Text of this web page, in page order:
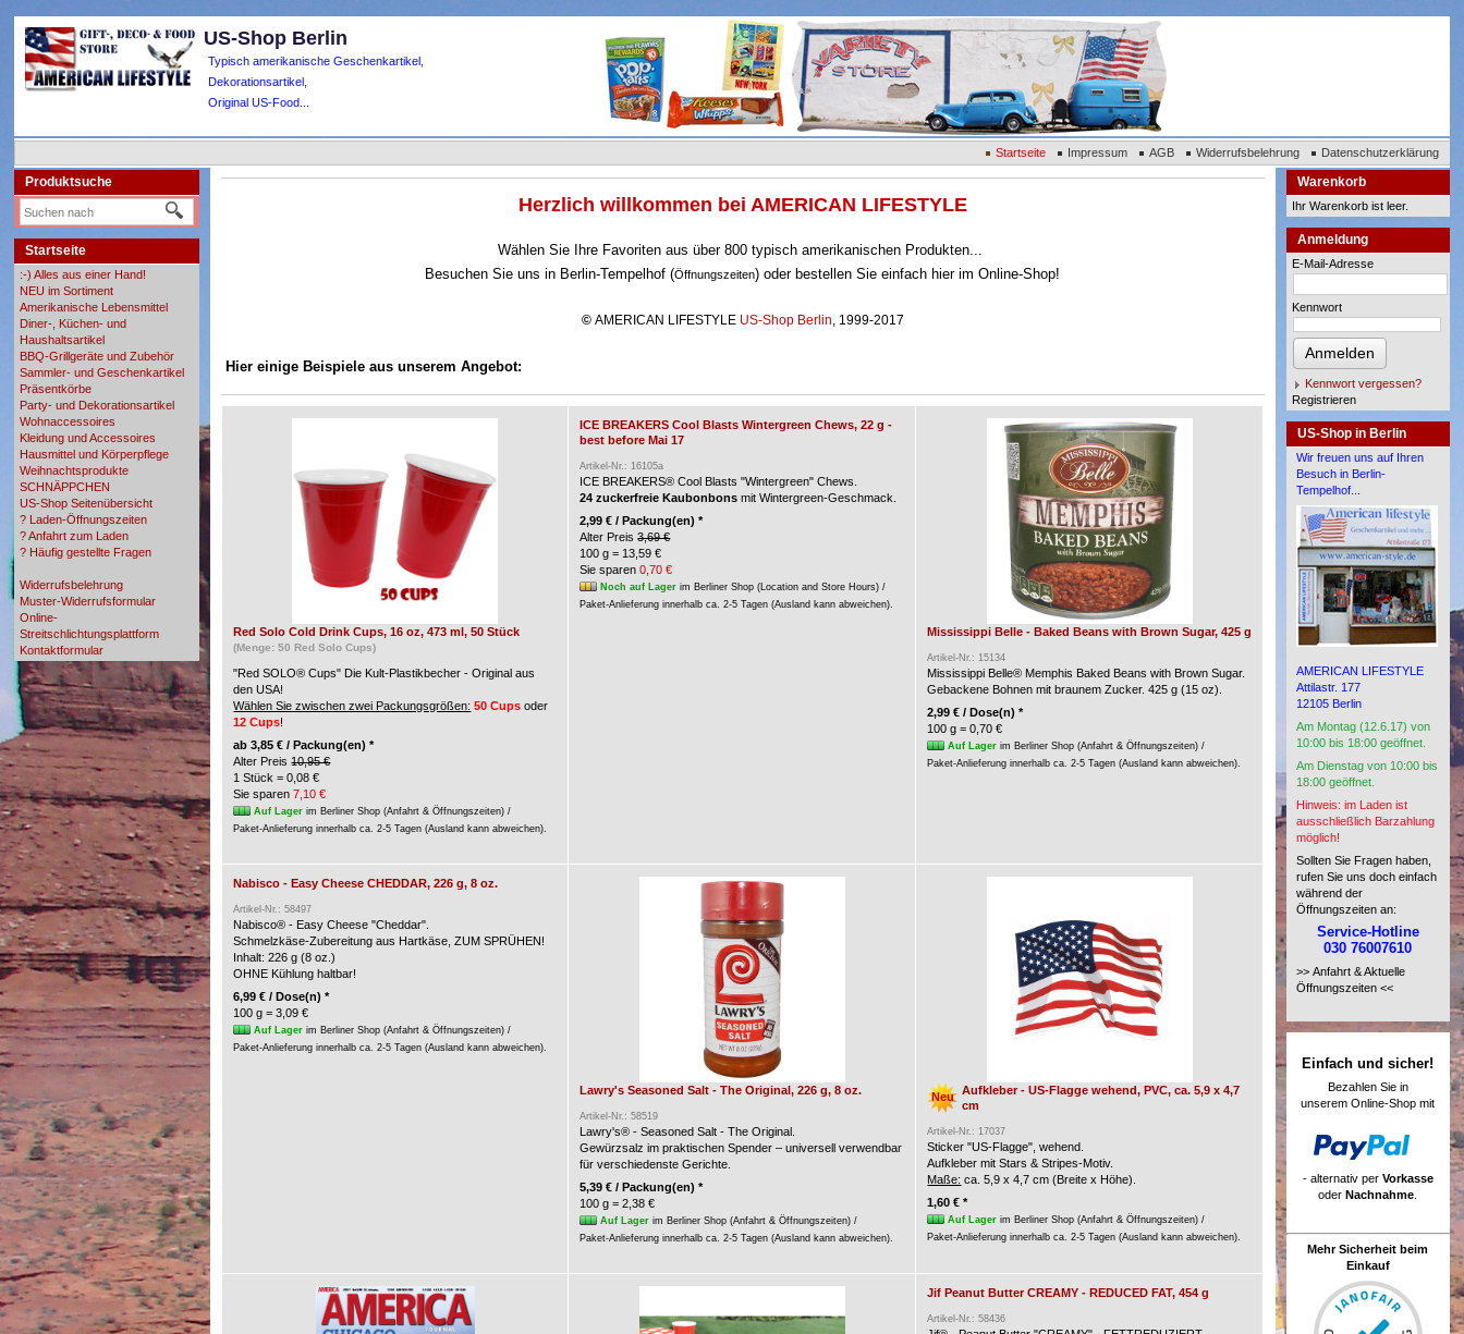
US-Shop Berlin
Typisch amerikanische Geschenkartikel,
Dekorationsartikel,
Original US-Food...
Startseite Impressum AGB Widerrufsbelehrung Datenschutzerklärung
Produktsuche
Startseite
:-) Alles aus einer Hand!
NEU im Sortiment
Amerikanische Lebensmittel
Diner-, Küchen- und
Haushaltsartikel
BBQ-Grillgeräte und Zubehör
Sammler- und Geschenkartikel
Präsentkörbe
Party- und Dekorationsartikel
Wohnaccessoires
Kleidung und Accessoires
Hausmittel und Körperpflege
Weihnachtsprodukte
SCHNÄPPCHEN
US-Shop Seitenübersicht
? Laden-Öffnungszeiten
? Anfahrt zum Laden
? Häufig gestellte Fragen
Widerrufsbelehrung
Muster-Widerrufsformular
Online-
Streitschlichtungsplattform
Kontaktformular
Warenkorb
Ihr Warenkorb ist leer.
Anmeldung
E-Mail-Adresse
Kennwort
Anmelden
Kennwort vergessen?
Registrieren
US-Shop in Berlin
Wir freuen uns auf Ihren
Besuch in Berlin-
Tempelhof...
AMERICAN LIFESTYLE
Attilastr. 177
12105 Berlin
Am Montag (12.6.17) von
10:00 bis 18:00 geöffnet.
Am Dienstag von 10:00 bis
18:00 geöffnet.
Hinweis: im Laden ist
ausschließlich Barzahlung
möglich!
Sollten Sie Fragen haben,
rufen Sie uns doch einfach
während der
Öffnungszeiten an:
Service-Hotline
030 76007610
>> Anfahrt & Aktuelle
Öffnungszeiten <<
Einfach und sicher!
Bezahlen Sie in
unserem Online-Shop mit
- alternativ per Vorkasse
oderNachnahme
Mehr Sicherheit beim
Einkauf
Herzlich willkommen bei AMERICAN LIFESTYLE
Wählen Sie Ihre Favoriten aus über 800 typisch amerikanischen Produkten...
Besuchen Sie uns in Berlin-Tempelhof (Öffnungszeiten) oder bestellen Sie einfach hier im Online-Shop!
© AMERICAN LIFESTYLE US-Shop Berlin, 1999-2017
Hier einige Beispiele aus unserem Angebot:
Red Solo Cold Drink Cups, 16 oz, 473 ml, 50 Stück
(Menge: 50 Red Solo Cups)
"Red SOLO® Cups" Die Kult-Plastikbecher - Original aus
den USA!
Wählen Sie zwischen zwei Packungsgrößen: 50 Cups oder
12 Cups!
ab 3,85 € / Packung(en) *
Alter Preis 10,95 €
1 Stück = 0,08 €
Sie sparen7,10 €
Auf Lager im Berliner Shop (Anfahrt & Öffnungszeiten) /
Paket-Anlieferung innerhalb ca. 2-5 Tagen (Ausland kann abweichen).
ICE BREAKERS Cool Blasts Wintergreen Chews, 22 g -
best before Mai 17
Artikel-Nr.: 16105a
ICE BREAKERS® Cool Blasts "Wintergreen" Chews.
24 zuckerfreie Kaubonbons mit Wintergreen-Geschmack.
2,99 € / Packung(en) *
Alter Preis 3,69 €
100 g = 13,59 €
Sie sparen0,70 €
Noch auf Lager im Berliner Shop (Location and Store Hours) /
Paket-Anlieferung innerhalb ca. 2-5 Tagen (Ausland kann abweichen).
Mississippi Belle - Baked Beans with Brown Sugar, 425 g
Artikel-Nr.: 15134
Mississippi Belle® Memphis Baked Beans with Brown Sugar.
Gebackene Bohnen mit braunem Zucker. 425 g (15 oz).
2,99 € / Dose(n) *
100 g = 0,70 €
Auf Lager im Berliner Shop (Anfahrt & Öffnungszeiten) /
Paket-Anlieferung innerhalb ca. 2-5 Tagen (Ausland kann abweichen).
Nabisco - Easy Cheese CHEDDAR, 226 g, 8 oz.
Artikel-Nr.: 58497
Nabisco® - Easy Cheese "Cheddar".
Schmelzkäse-Zubereitung aus Hartkäse, ZUM SPRÜHEN!
Inhalt: 226 g (8 oz.)
OHNE Kühlung haltbar!
6,99 € / Dose(n) *
100 g = 3,09 €
Auf Lager im Berliner Shop (Anfahrt & Öffnungszeiten) /
Paket-Anlieferung innerhalb ca. 2-5 Tagen (Ausland kann abweichen).
Lawry's Seasoned Salt - The Original, 226 g, 8 oz.
Artikel-Nr.: 58519
Lawry's® - Seasoned Salt - The Original.
Gewürzsalz im praktischen Spender – universell verwendbar
für verschiedenste Gerichte.
5,39 € / Packung(en) *
100 g = 2,38 €
Auf Lager im Berliner Shop (Anfahrt & Öffnungszeiten) /
Paket-Anlieferung innerhalb ca. 2-5 Tagen (Ausland kann abweichen).
Neu
Aufkleber - US-Flagge wehend, PVC, ca. 5,9 x 4,7
cm
Artikel-Nr.: 17037
Sticker "US-Flagge", wehend.
Aufkleber mit Stars & Stripes-Motiv.
Maße: ca. 5,9 x 4,7 cm (Breite x Höhe).
1,60 € *
Auf Lager im Berliner Shop (Anfahrt & Öffnungszeiten) /
Paket-Anlieferung innerhalb ca. 2-5 Tagen (Ausland kann abweichen).
Jif Peanut Butter CREAMY - REDUCED FAT, 454 g
Artikel-Nr.: 58436